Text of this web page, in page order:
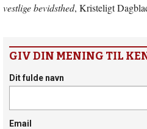
vestlige bevidsthed, Kristeligt
GIV DIN MENING TIL
Dit fulde navn
Email